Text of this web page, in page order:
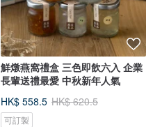
鮮燉燕窩禮盒 三色即飲六入 企業
長輩送禮最愛 中秋新年人氣
HK$ 558.5 HK$ 620.5
可訂製